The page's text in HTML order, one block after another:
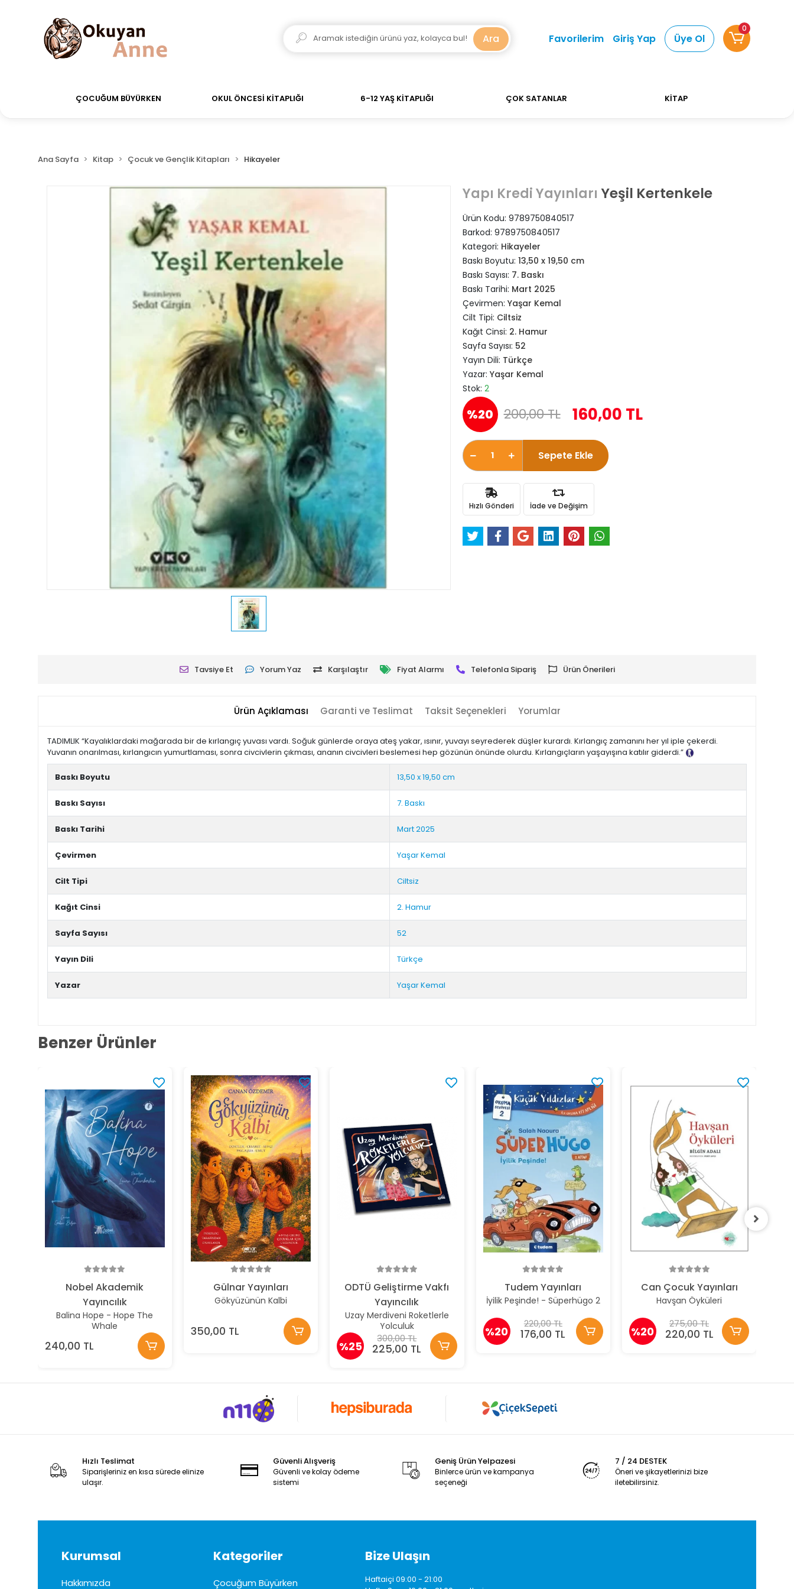
siparişler Aynı Gün Kargo! Saat 11:00'a kadar verdiğiniz siparişler Aynı Gün Kargo! 700 TL Üzeri Alışverişlerinizde Kargo Ücretsiz! Bizi tercih
Ara Favorilerim Giriş Yap Üye Ol
0
ÇOCUĞUM BÜYÜRKEN OKUL ÖNCESİ KİTAPLIĞI 6-12 YAŞ KİTAPLIĞI ÇOK SATANLAR KİTAP
Ana Sayfa Kitap Çocuk ve Gençlik Kitapları Hikayeler
Yapı Kredi Yayınları Yeşil Kertenkele
Ürün Kodu: 9789750840517
Barkod: 9789750840517
Kategori: Hikayeler
Baskı Boyutu: 13,50 x 19,50 cm
Baskı Sayısı: 7. Baskı
Baskı Tarihi: Mart 2025
Çevirmen: Yaşar Kemal
Cilt Tipi: Ciltsiz
Kağıt Cinsi: 2. Hamur
Sayfa Sayısı: 52
Yayın Dili: Türkçe
Yazar: Yaşar Kemal
Stok: 2
%20 200,00 TL 160,00 TL
Sepete Ekle
Hızlı Gönderi İade ve Değişim
Tavsiye Et Yorum Yaz Karşılaştır Fiyat Alarmı Telefonla Sipariş Ürün Önerileri
Ürün Açıklaması Garanti ve Teslimat Taksit Seçenekleri Yorumlar
TADIMLIK “Kayalıklardaki mağarada bir de kırlangıç yuvası vardı. Soğuk günlerde oraya ateş yakar, ısınır, yuvayı seyrederek düşler kurardı. Kırlangıç zamanını her yıl iple çekerdi.
Yuvanın onarılması, kırlangıcın yumurtlaması, sonra civcivlerin çıkması, ananın civcivleri beslemesi hep gözünün önünde olurdu. Kırlangıçların yaşayışına katılır giderdi.”
Tanıtım Metni
Baskı Boyutu 13,50 x 19,50 cm
Baskı Sayısı 7. Baskı
Baskı Tarihi Mart 2025
Çevirmen Yaşar Kemal
Cilt Tipi Ciltsiz
Kağıt Cinsi 2. Hamur
Sayfa Sayısı 52
Yayın Dili Türkçe
Yazar Yaşar Kemal
Benzer Ürünler
Nobel Akademik
Yayıncılık
Balina Hope - Hope The
Whale
240,00 TL
Gülnar Yayınları
Gökyüzünün Kalbi
350,00 TL
ODTÜ Geliştirme Vakfı
Yayıncılık
Uzay Merdiveni Roketlerle
Yolculuk
%25
300,00 TL
225,00 TL
Tudem Yayınları
İyilik Peşinde! - Süperhügo 2
%20
220,00 TL
176,00 TL
Can Çocuk Yayınları
Havşan Öyküleri
%20
275,00 TL
220,00 TL
Hızlı Teslimat
Siparişleriniz en kısa sürede elinize
ulaşır.
Güvenli Alışveriş
Güvenli ve kolay ödeme
sistemi
Geniş Ürün Yelpazesi
Binlerce ürün ve kampanya
seçeneği
7 / 24 DESTEK
Öneri ve şikayetlerinizi bize
iletebilirsiniz.
Kurumsal
Hakkımızda
Kategoriler
Çocuğum Büyürken
Bize Ulaşın
Haftaiçi 09:00 - 21:00